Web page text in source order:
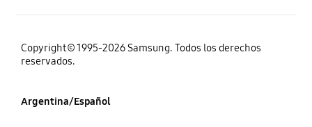
Copyright© 1995-2026 Samsung. Todos los derechos
reservados.
Argentina/Español